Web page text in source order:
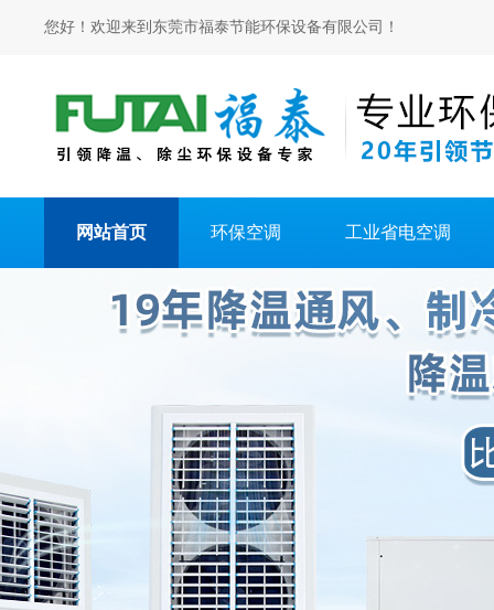
您好！欢迎来到东莞市福泰节能环保设备有限公司！
网站首页 环保空调 工业省电空调